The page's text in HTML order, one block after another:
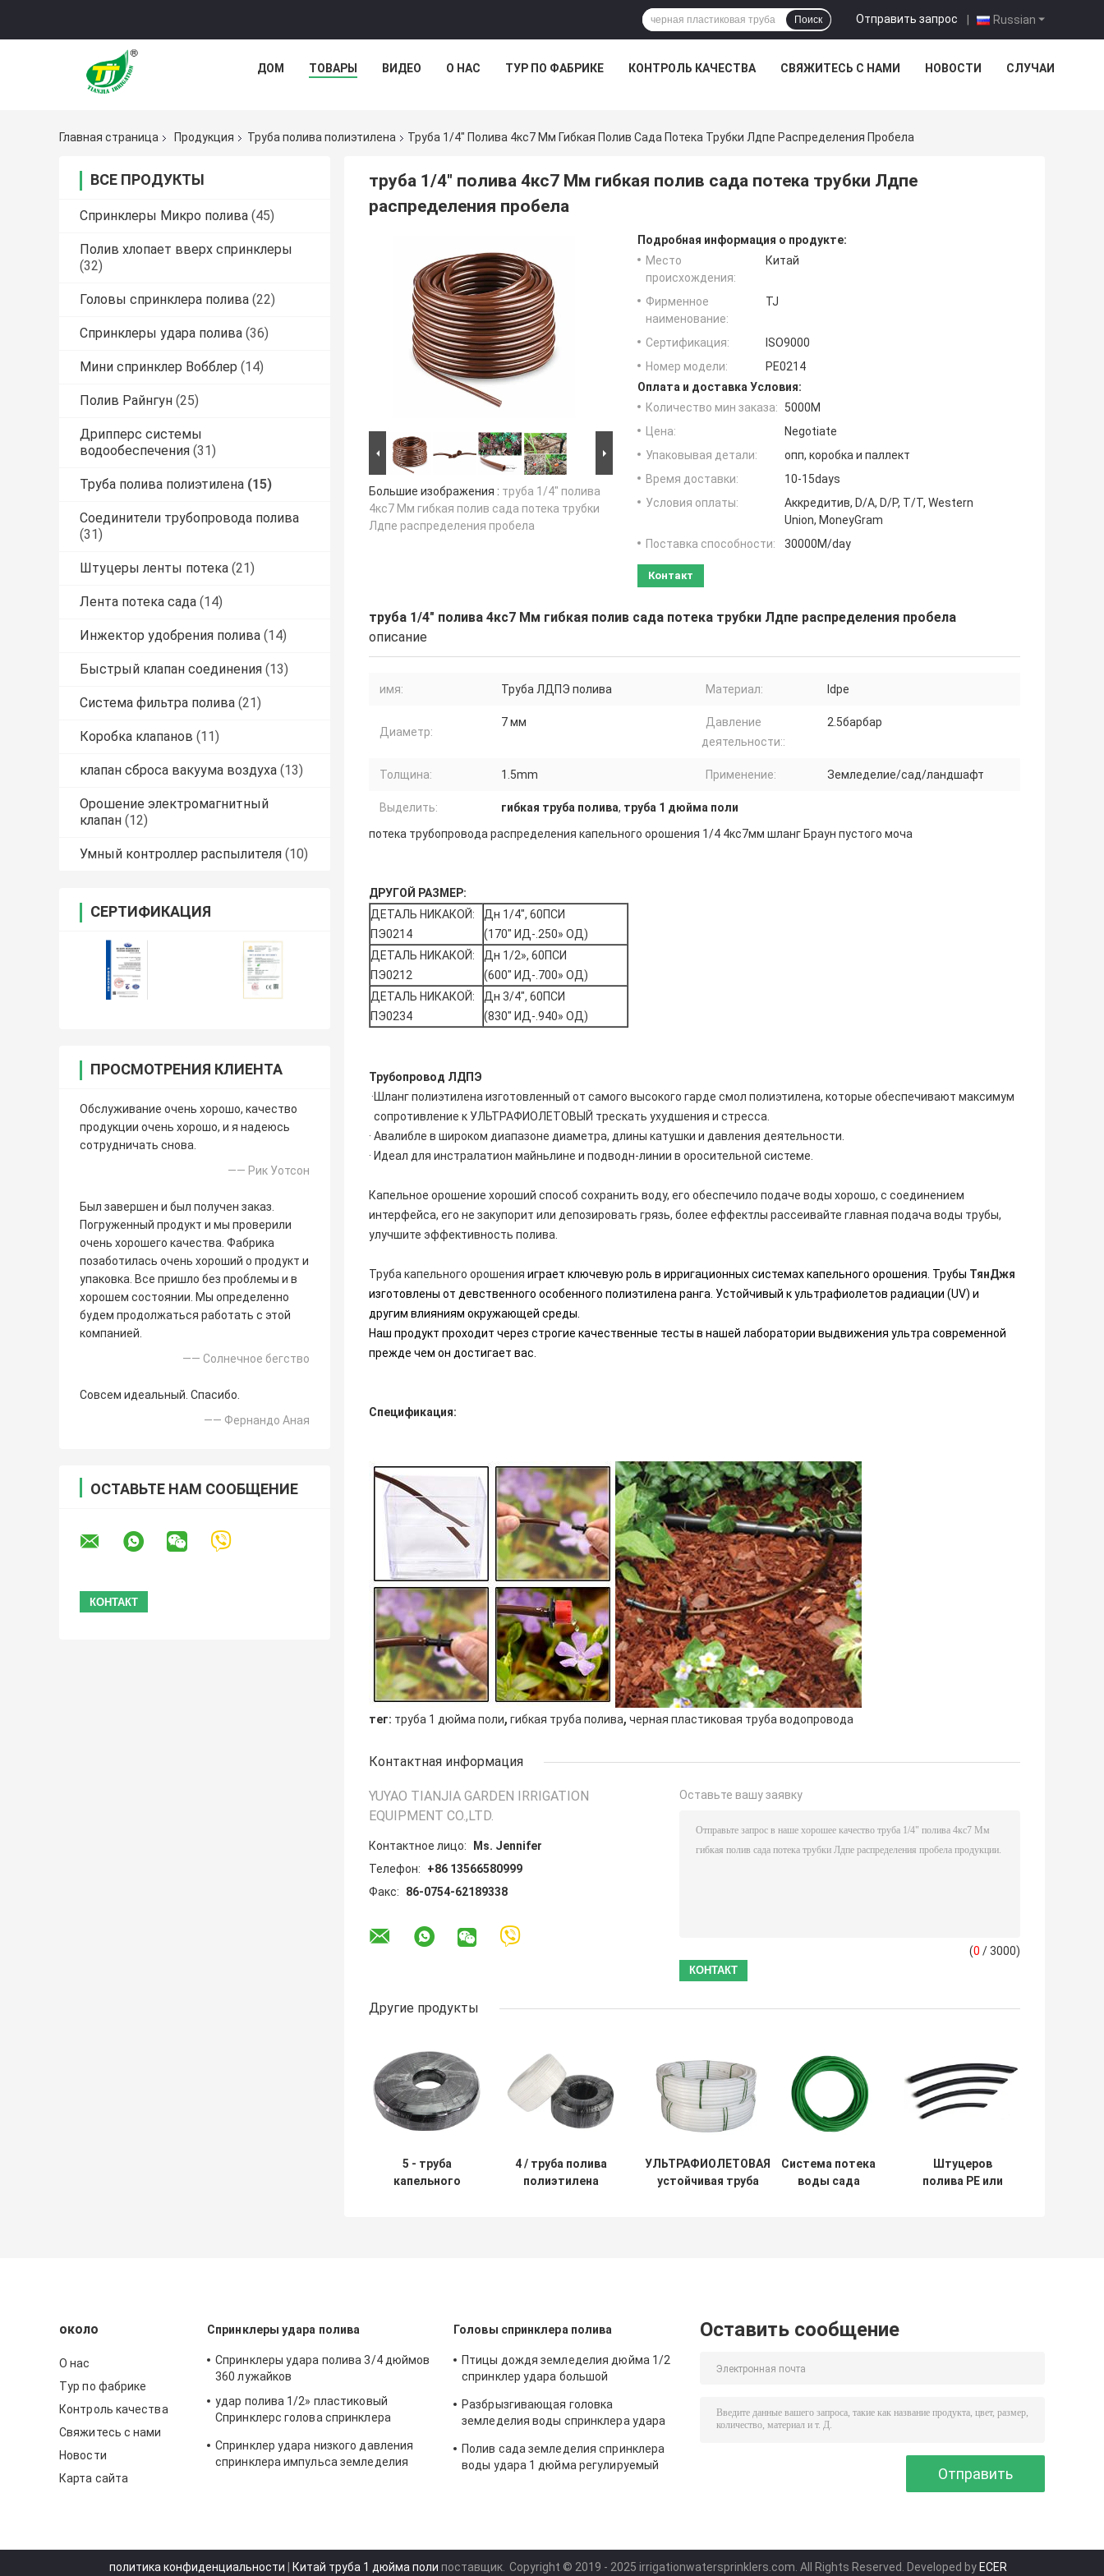
Russian
Отправить запрос |
Поиск
ДОМ ТОВАРЫ ВИДЕО О НАС ТУР ПО ФАБРИКЕ КОНТРОЛЬ КАЧЕСТВА СВЯЖИТЕСЬ С НАМИ НОВОСТИ СЛУЧАИ
Главная страница Продукция Труба полива полиэтилена Труба 1/4" Полива 4кс7 Мм Гибкая Полив Сада Потека Трубки Лдпе Распределения Пробела
ВСЕ ПРОДУКТЫ
Спринклеры Микро полива (45)
Полив хлопает вверх спринклеры
(32)
Головы спринклера полива (22)
Спринклеры удара полива (36)
Мини спринклер Вобблер (14)
Полив Райнгун (25)
Дрипперс системы
водообеспечения (31)
Труба полива полиэтилена (15)
Соединители трубопровода полива
(31)
Штуцеры ленты потека (21)
Лента потека сада (14)
Инжектор удобрения полива (14)
Быстрый клапан соединения (13)
Система фильтра полива (21)
Коробка клапанов (11)
клапан сброса вакуума воздуха (13)
Орошение электромагнитный
клапан (12)
Умный контроллер распылителя (10)
СЕРТИФИКАЦИЯ
ПРОСМОТРЕНИЯ КЛИЕНТА
Обслуживание очень хорошо, качество
продукции очень хорошо, и я надеюсь
сотрудничать снова.
—— Рик Уотсон
Был завершен и был получен заказ.
Погруженный продукт и мы проверили
очень хорошего качества. Фабрика
позаботилась очень хороший о продукт и
упаковка. Все пришло без проблемы и в
хорошем состоянии. Мы определенно
будем продолжаться работать с этой
компанией.
—— Солнечное бегство
Совсем идеальный. Спасибо.
—— Фернандо Аная
ОСТАВЬТЕ НАМ СООБЩЕНИЕ
труба 1/4" полива 4кс7 Мм гибкая полив сада потека трубки Лдпе
распределения пробела
Большие изображения : труба 1/4" полива
4кс7 Мм гибкая полив сада потека трубки
Лдпе распределения пробела
Подробная информация о продукте:
Место
происхождения:
Китай
Фирменное
наименование:
TJ
Сертификация:
ISO9000
Номер модели:
PE0214
Оплата и доставка Условия:
Количество мин заказа:
5000М
Цена:
Negotiate
Упаковывая детали:
опп, коробка и паллект
Время доставки:
10-15days
Условия оплаты:
Аккредитив, D/A, D/P, T/T, Western
Union, MoneyGram
Поставка способности:
30000M/day
Контакт
труба 1/4" полива 4кс7 Мм гибкая полив сада потека трубки Лдпе распределения пробела
описание
имя: Труба ЛДПЭ полива Материал: ldpe
Диаметр:
7 мм
Давление
деятельности::
2.5барбар
Толщина: 1.5mm Применение: Земледелие/сад/ландшафт
Выделить: гибкая труба полива, труба 1 дюйма поли
потека трубопровода распределения капельного орошения 1/4 4кс7мм шланг Браун пустого моча
ДРУГОЙ РАЗМЕР:
ДЕТАЛЬ НИКАКОЙ:
ПЭ0214
Дн 1/4", 60ПСИ
(170" ИД-.250» ОД)
ДЕТАЛЬ НИКАКОЙ:
ПЭ0212
Дн 1/2», 60ПСИ
(600" ИД-.700» ОД)
ДЕТАЛЬ НИКАКОЙ:
ПЭ0234
Дн 3/4", 60ПСИ
(830" ИД-.940» ОД)
Трубопровод ЛДПЭ
·Шланг полиэтилена изготовленный от самого высокого гарде смол полиэтилена, которые обеспечивают максимум
сопротивление к УЛЬТРАФИОЛЕТОВЫЙ трескать ухудшения и стресса.
· Авалибле в широком диапазоне диаметра, длины катушки и давления деятельности.
· Идеал для инстралатион майньлине и подводн-линии в оросительной системе.
Капельное орошение хороший способ сохранить воду, его обеспечило подаче воды хорошо, с соединением
интерфейса, его не закупорит или депозировать грязь, более еффектлы рассеивайте главная подача воды трубы,
улучшите эффективность полива.
Труба капельного орошения играет ключевую роль в ирригационных системах капельного орошения. Трубы ТянДжя
изготовлены от девственного особенного полиэтилена ранга. Устойчивый к ультрафиолетов радиации (UV) и
другим влияниям окружающей среды.
Наш продукт проходит через строгие качественные тесты в нашей лаборатории выдвижения ультра современной
прежде чем он достигает вас.
Спецификация:
тег: труба 1 дюйма поли, гибкая труба полива, черная пластиковая труба водопровода
Контактная информация
YUYAO TIANJIA GARDEN IRRIGATION
EQUIPMENT CO.,LTD.
Контактное лицо:
Ms. Jennifer
Телефон:
+86 13566580999
Факс:
86-0754-62189338
Оставьте вашу заявку
(0 / 3000)
Другие продукты
5 - труба
капельного
4 / труба полива
полиэтилена
УЛЬТРАФИОЛЕТОВАЯ
устойчивая труба
Система потека
воды сада
Штуцеров
полива PE или
около
О нас
Тур по фабрике
Контроль качества
Свяжитесь с нами
Новости
Карта сайта
Спринклеры удара полива
Спринклеры удара полива 3/4 дюймов
360 лужайков
удар полива 1/2» пластиковый
Спринклерс голова спринклера
Спринклер удара низкого давления
спринклера импульса земледелия
Головы спринклера полива
Птицы дождя земледелия дюйма 1/2
спринклер удара большой
Разбрызгивающая головка
земледелия воды спринклера удара
пластиковая 3/4"
Полив сада земледелия спринклера
воды удара 1 дюйма регулируемый
Оставить сообщение
политика конфиденциальности Китай труба 1 дюйма поли поставщик. Copyright © 2019 - 2025 irrigationwatersprinklers.com. All Rights Reserved. Developed by ECER